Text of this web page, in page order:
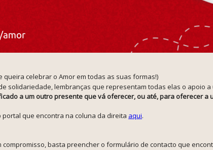
celebrar o Amor em todas as suas formas!)
solidariedade, lembranças que representam todas elas o apoio a
a um outro presente que vá oferecer, ou até, para oferecer a
que encontra na coluna da direita aqui.
basta preencher o formulário de contacto que